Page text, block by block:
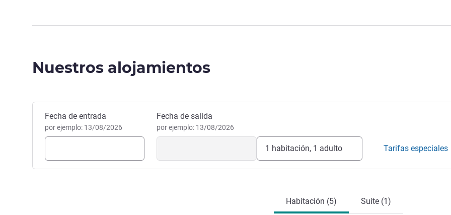
Nuestros alojamientos
Reservar este hotel
Fecha de entrada
por ejemplo: 13/08/2026
Fecha de salida
por ejemplo: 13/08/2026
1 habitación, 1 adulto Tarifas especiales
Habitación (5) Suite (1)